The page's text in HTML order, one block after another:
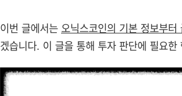
이번 글에서는 오닉스코인의 기본 정보부
겠습니다. 이 글을 통해 투자 판단에 필요한